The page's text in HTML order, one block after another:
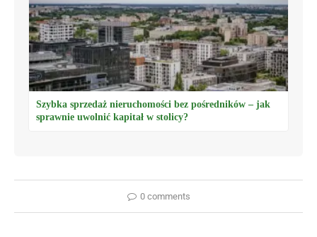
Szybka sprzedaż nieruchomości bez pośredników – jak
sprawnie uwolnić kapitał w stolicy?
0 comments